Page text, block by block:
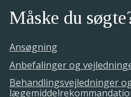
Måske du
Ansøgning
Anbefalinger og
Behandlingsvejledninger